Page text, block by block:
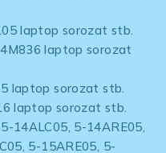
laptop sorozat stb.
laptop sorozat
laptop sorozat stb.
laptop sorozat stb.
14ALC05, 5-14ARE05,
5-15ARE05, 5-